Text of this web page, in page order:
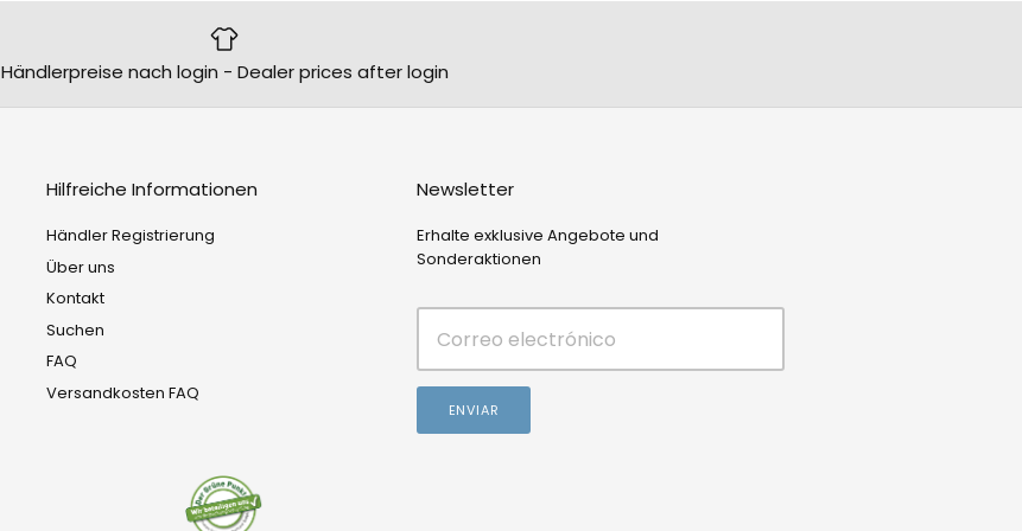
Händlerpreise nach login - Dealer prices after login
Hilfreiche Informationen
Händler Registrierung
Über uns
Kontakt
Suchen
FAQ
Versandkosten FAQ
Newsletter
Erhalte exklusive Angebote und
Sonderaktionen
ENVIAR